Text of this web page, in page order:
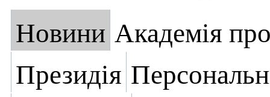
Новини Академія
Президія